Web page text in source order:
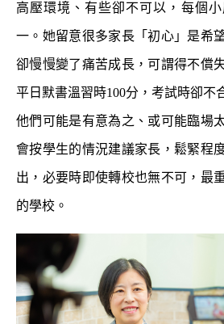
高壓環境、有些卻不可以，每個
一。她留意很多家長「初心」是希
卻慢慢變了痛苦成長，可謂得不償
平日默書溫習時100分，考試時卻不
他們可能是有意為之、或可能臨場
會按學生的情況建議家長，鬆緊程
出，必要時即使轉校也無不可，最
的學校。